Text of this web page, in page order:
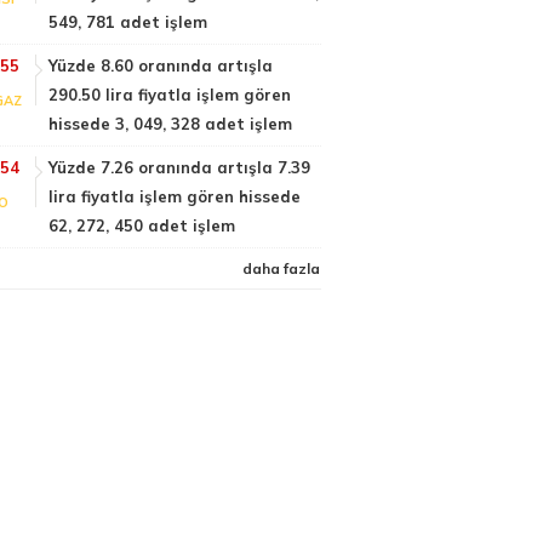
549, 781 adet işlem
Yüzde 8.60 oranında artışla
290.50 lira fiyatla işlem gören
hissede 3, 049, 328 adet işlem
Yüzde 7.26 oranında artışla 7.39
lira fiyatla işlem gören hissede
62, 272, 450 adet işlem
daha fazla